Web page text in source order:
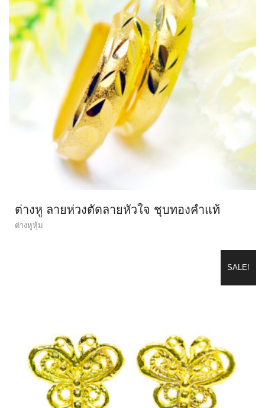
ต่างหู ลายห่วงตัดลายหัวใจ ชุบทองคำแท้
ต่างหูหุ้ม
SALE!